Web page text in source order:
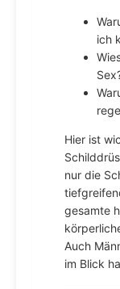
ich
Hier ist
nur die
gesamte
Auch
im Blick